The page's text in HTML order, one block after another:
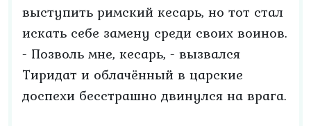
выступить римский кесарь, но тот стал
искать себе замену среди своих воинов.
- Позволь мне, кесарь, - вызвался
Тиридат и облачённый в царские
доспехи бесстрашно двинулся на врага.